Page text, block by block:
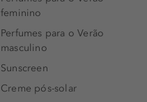
feminino
Perfumes para o Verão
masculino
Sunscreen
Creme pós-solar